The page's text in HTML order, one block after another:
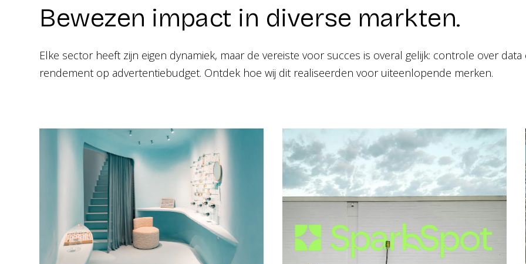
Bewezen impact in diverse markten.
Elke sector heeft zijn eigen dynamiek, maar de vereiste voor succes is overal gelijk: controle over data
rendement op advertentiebudget. Ontdek hoe wij dit realiseerden voor uiteenlopende merken.